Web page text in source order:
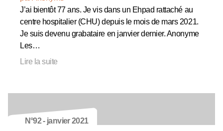
J’ai bientôt 77 ans. Je vis dans un Ehpad rattaché au
centre hospitalier (CHU) depuis le mois de mars 2021.
Je suis devenu grabataire en janvier dernier. Anonyme
Les…
Lire la suite
N°92 - janvier 2021